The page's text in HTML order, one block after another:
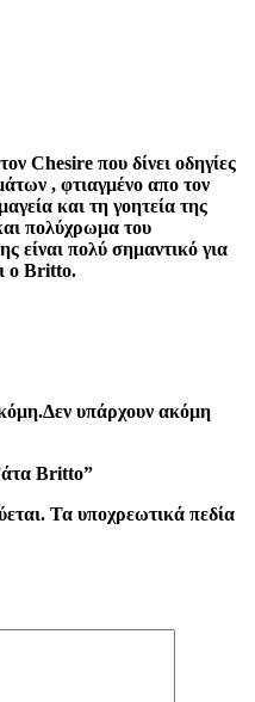
Chesire που δίνει οδηγίες
, φτιαγμένο απο τον
και τη γοητεία της
πολύχρωμα του
είναι πολύ σημαντικό για
ο Britto.
υπάρχουν ακόμη
Britto”
Τα υποχρεωτικά πεδία